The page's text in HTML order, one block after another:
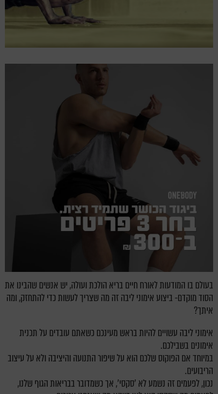
בעולם בו המודעות לאורח חיים בריא הולכת ועולה, יש אנשים שהבינו את
הסוד מוקדם- ביצוע אימוני ליבה זה מה שצריך לעשות כדי להתחזק, ומה
איתך?
אימוני ליבה עשויים להיות בראש מעינכם כשאתם עובדים על תכנית
אימונים בשבילכם.
במיוחד אם הפוקוס שלכם הוא על שיפור התנועה והיציבה ולא על עיצוב
הריבועים.
נכון, לפעמים זה נשמע לא 'סקסי', אך כשמדובר בבריאות הגוף שלנו,